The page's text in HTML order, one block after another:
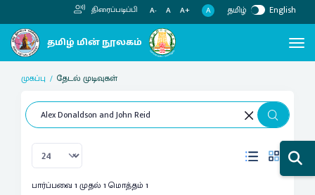
திரைப்படிப்பி A- A A+ A தமிழ் English
முகப்பு தேடல் முடிவுகள்
பார்ப்பவை 1 முதல் 1 மொத்தம் 1